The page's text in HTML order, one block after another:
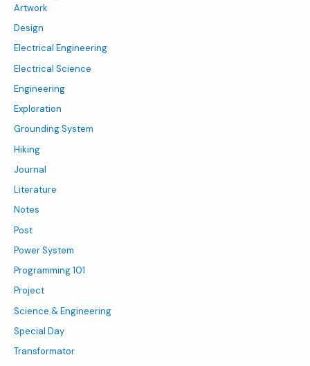
Artwork
Design
Electrical Engineering
Electrical Science
Engineering
Exploration
Grounding System
Hiking
Journal
Literature
Notes
Post
Power System
Programming 101
Project
Science & Engineering
Special Day
Transformator